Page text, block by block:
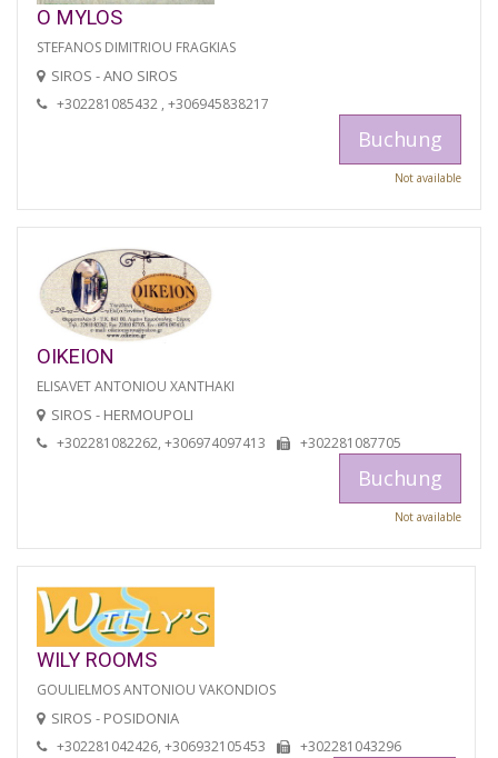
O MYLOS
STEFANOS DIMITRIOU FRAGKIAS
SIROS - ANO SIROS
+302281085432 , +306945838217
Buchung
Not available
OIKEION
ELISAVET ANTONIOU XANTHAKI
SIROS - HERMOUPOLI
+302281082262, +306974097413 +302281087705
Buchung
Not available
WILY ROOMS
GOULIELMOS ANTONIOU VAKONDIOS
SIROS - POSIDONIA
+302281042426, +306932105453 +302281043296